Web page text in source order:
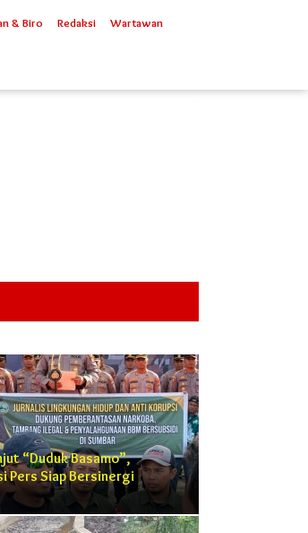
& Biro Redaksi Wartawan
“Duduk Basamo”,
Pers Siap Bersinergi